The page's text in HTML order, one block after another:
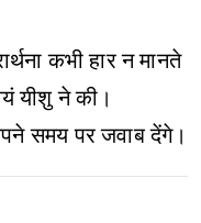
कभी हार न मानते
यीशु ने की।
समय पर जवाब देंगे।